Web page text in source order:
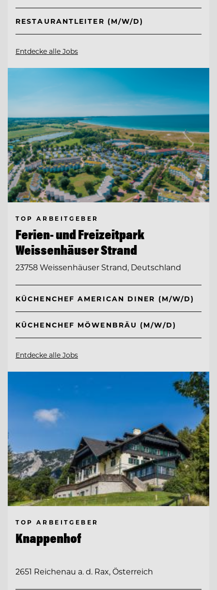
RESTAURANTLEITER (M/W/D)
Entdecke alle Jobs
TOP ARBEITGEBER
Ferien- und Freizeitpark
Weissenhäuser Strand
23758 Weissenhäuser Strand, Deutschland
KÜCHENCHEF AMERICAN DINER (M/W/D)
KÜCHENCHEF MÖWENBRÄU (M/W/D)
Entdecke alle Jobs
TOP ARBEITGEBER
Knappenhof
2651 Reichenau a. d. Rax, Österreich